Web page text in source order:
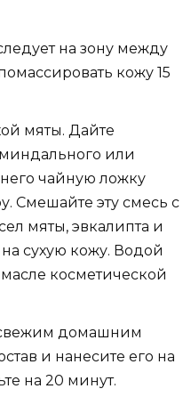
на зону между
кожу 15
мяты. Дайте
или
чайную ложку
Смешайте эту смесь с
мяты, эвкалипта и
сухую кожу. Водой
косметической
свежим домашним
и нанесите его на
на 20 минут.